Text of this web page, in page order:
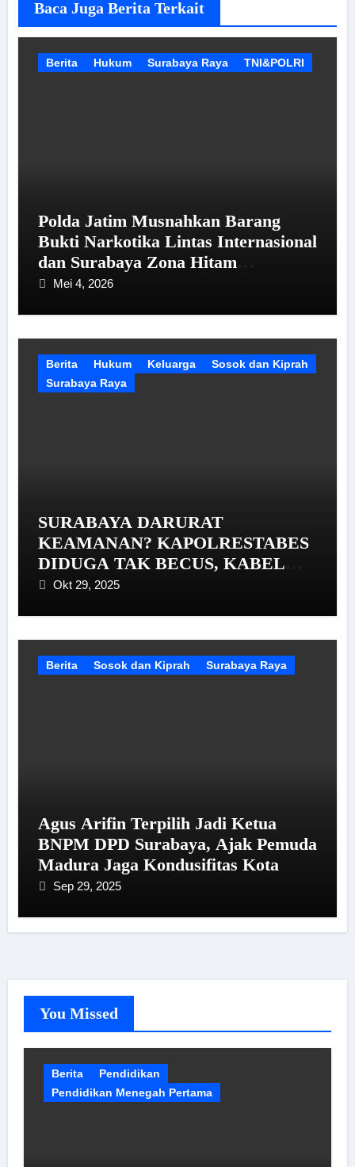
Baca Juga Berita Terkait
Berita Hukum Surabaya Raya TNI&POLRI
Polda Jatim Musnahkan Barang
Bukti Narkotika Lintas Internasional
dan Surabaya Zona Hitam
Kerawanan
Mei 4, 2026
Berita Hukum Keluarga
Sosok dan Kiprah
Surabaya Raya
SURABAYA DARURAT
KEAMANAN? KAPOLRESTABES
DIDUGA TAK BECUS, KABEL
TELKOM DIJARAH CCTV JADI
Okt 29, 2025
Berita Sosok dan Kiprah Surabaya Raya
Agus Arifin Terpilih Jadi Ketua
BNPM DPD Surabaya, Ajak Pemuda
Madura Jaga Kondusifitas Kota
Sep 29, 2025
You Missed
Berita
Pendidikan
Pendidikan Menegah Pertama